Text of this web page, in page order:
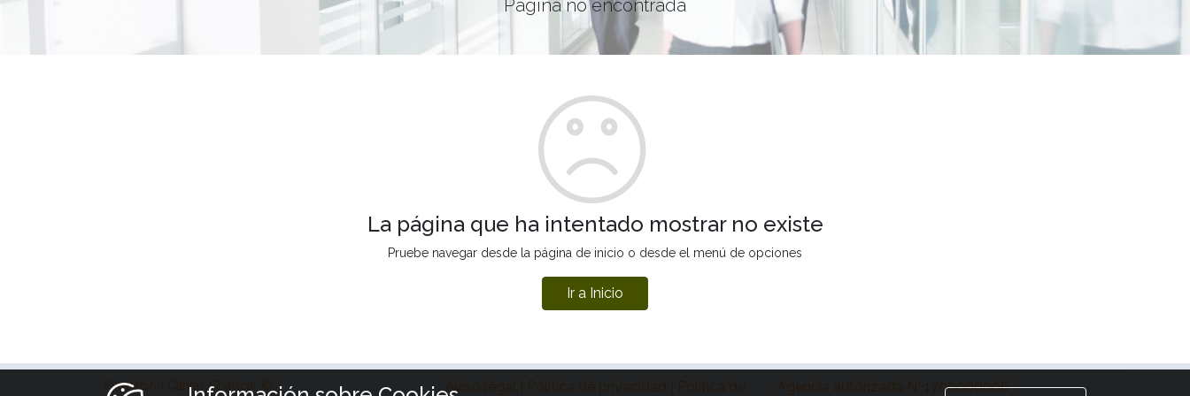
Página no encontrada
La página que ha intentado mostrar no existe
Pruebe navegar desde la página de inicio o desde el menú de opciones
Ir a Inicio
Fundación Cáritas Chavicar © Aviso legal | Política de privacidad | Política de Agencia autorizada Nº1700000006